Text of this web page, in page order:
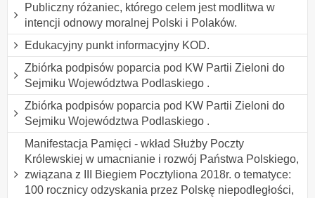
Publiczny różaniec, którego celem jest modlitwa w
intencji odnowy moralnej Polski i Polaków.
Edukacyjny punkt informacyjny KOD.
Zbiórka podpisów poparcia pod KW Partii Zieloni do
Sejmiku Województwa Podlaskiego .
Zbiórka podpisów poparcia pod KW Partii Zieloni do
Sejmiku Województwa Podlaskiego .
Manifestacja Pamięci - wkład Służby Poczty
Królewskiej w umacnianie i rozwój Państwa Polskiego,
związana z III Biegiem Pocztyliona 2018r. o tematyce:
100 rocznicy odzyskania przez Polskę niepodległości,